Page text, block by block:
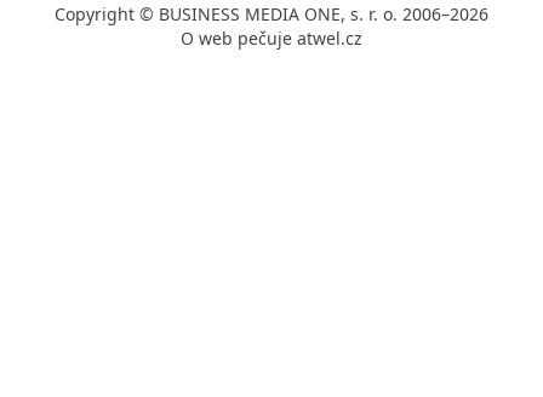
Copyright © BUSINESS MEDIA ONE, s. r. o. 2006–2026